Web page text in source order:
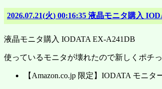
2026.07.21(火) 00:16:35 液晶モニタ購入
液晶モニタ購入 IODATA EX-A241DB
使っているモニタが壊れたので新しくポチ
【Amazon.co.jp 限定】IODATA モニ